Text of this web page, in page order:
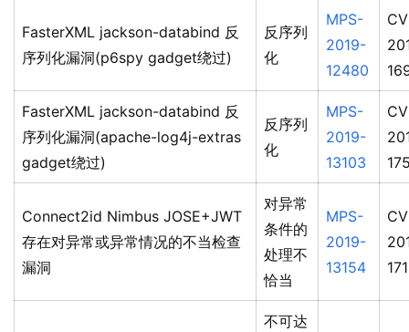
FasterXML jackson-databind 反
序列化漏洞(p6spy gadget绕过)
反序列
化
MPS-
2019-
12480
FasterXML jackson-databind 反
序列化漏洞(apache-log4j-extras
gadget绕过)
反序列
化
MPS-
2019-
13103
Connect2id Nimbus JOSE+JWT
存在对异常或异常情况的不当检查
漏洞
对异常
条件的
处理不
恰当
MPS-
2019-
13154
不可达